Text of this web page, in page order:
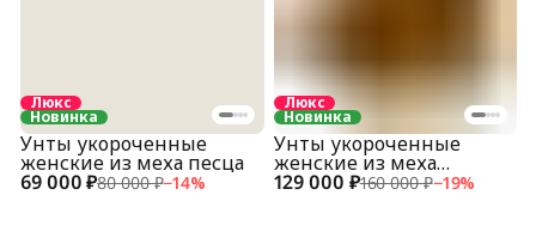
Люкс
Новинка
69 000 ₽80 000 ₽−14%
Унты укороченные
женские из меха песца
Люкс
Новинка
129 000 ₽160 000 ₽−19%
Унты укороченные
женские из меха
куницы